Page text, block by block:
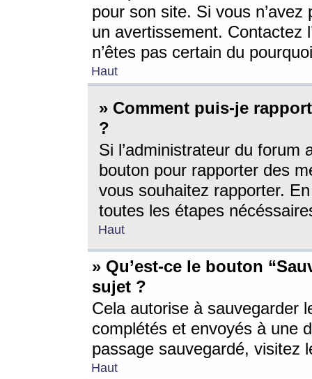
pour son site. Si vous
un avertissement. Contactez
n’êtes pas certain du
Haut
» Comment puis-je
?
Si l’administrateur du forum
bouton pour rapporter des
vous souhaitez rapporter.
toutes les étapes
Haut
» Qu’est-ce le bouton
sujet ?
Cela autorise à sauvegarder
complétés et envoyés à une
passage sauvegardé, visitez
Haut